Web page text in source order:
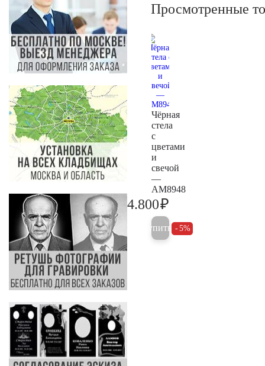
Просмотренные
Чёрная
стела
с
цветами
и
свечой
—
AM8948
4.800₽
Купить 5%